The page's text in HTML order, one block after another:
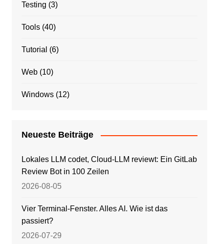
Testing (3)
Tools(40)
Tutorial (6)
Web(10)
Windows(12)
Neueste Beiträge
Lokales LLM codet, Cloud-LLM reviewt: Ein GitLab
Review Bot in 100 Zeilen
2026-08-05
Vier Terminal-Fenster. Alles AI. Wie ist das
passiert?
2026-07-29